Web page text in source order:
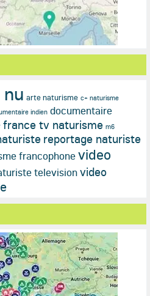
arte naturisme c+ naturisme
indien documentaire
france tv naturisme m6
reportage naturiste
francophonevideo
televisionvideo